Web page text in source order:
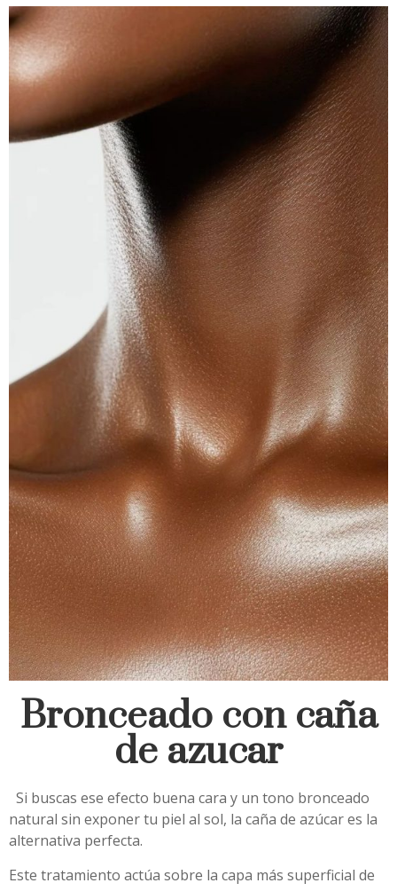
Bronceado con caña
de azucar
Si buscas ese efecto buena cara y un tono bronceado
natural sin exponer tu piel al sol, la caña de azúcar es la
alternativa perfecta.
Este tratamiento actúa sobre la capa más superficial de